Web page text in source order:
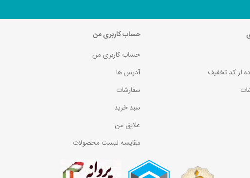
از کد تخفیف
حساب کاربری من
حساب کاربری من
آدرس ها
سفارشات
سبد خرید
علایق من
مقایسه لیست محصولات